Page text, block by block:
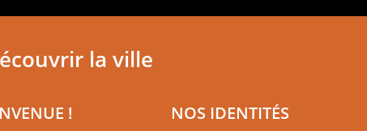
la ville
! NOS IDENTITÉS